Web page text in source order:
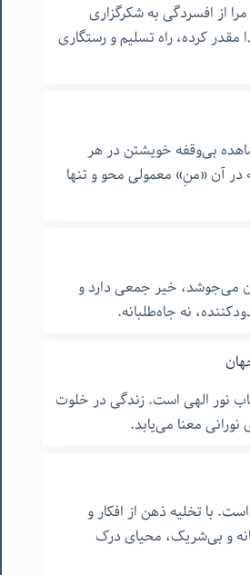
از افسردگی به شکرگزاری
کرده، راه تسلیم و رستگاری
بی‌وقفه خویشتن در هر
آن «منِ» معمولی محو و تنها
می‌جوشد، خیر جمعی دارد و
نه جاه‌طلبانه.
نور الهی است. زندگی در خلوت
معنا می‌یابد.
با تخلیه ذهن از افکار و
و بی‌شریک، محیای درک